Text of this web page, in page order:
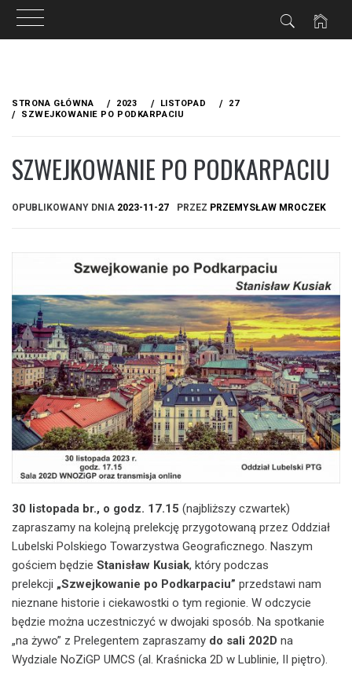
treści
STRONA GŁÓWNA 2023 LISTOPAD
27
SZWEJKOWANIE PO PODKARPACIU
SZWEJKOWANIE PO PODKARPACIU
OPUBLIKOWANY DNIA 2023-11-27 PRZEZ PRZEMYSŁAW MROCZEK
30 listopada br., o godz. 17.15 (najbliższy czwartek)
zapraszamy na kolejną prelekcję przygotowaną przez Oddział
Lubelski Polskiego Towarzystwa Geograficznego. Naszym
gościem będzie Stanisław Kusiak, który podczas
prelekcji „Szwejkowanie po Podkarpaciu” przedstawi nam
nieznane historie i ciekawostki o tym regionie. W odczycie
będzie można uczestniczyć w dwojaki sposób. Na spotkanie
„na żywo” z Prelegentem zapraszamy do sali 202D na
Wydziale NoZiGP UMCS (al. Kraśnicka 2D w Lublinie, II piętro).